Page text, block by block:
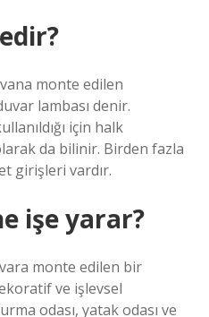
monte edilen
lambası denir.
için halk
da bilinir. Birden fazla
girişleri vardır.
işe yarar?
monte edilen bir
ve işlevsel
odası, yatak odası ve